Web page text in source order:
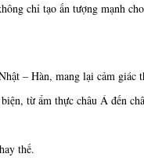
chỉ tạo ấn tượng mạnh
– Hàn, mang lại cảm giác
từ ẩm thực châu Á đến
thế.